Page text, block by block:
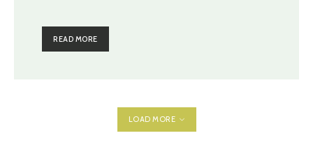
READ MORE
LOAD MORE